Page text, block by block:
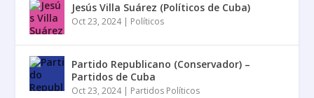
Jesús Villa Suárez (Políticos de Cuba)
Oct 23, 2024| Políticos
Partido Republicano (Conservador) –
Partidos de Cuba
Oct 23, 2024| Partidos Políticos